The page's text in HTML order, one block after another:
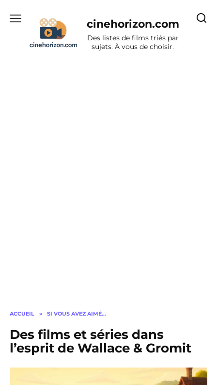
cinehorizon.com
Des listes de films triés par
sujets. À vous de choisir.
ACCUEIL » SI VOUS AVEZ AIMÉ…
Des films et séries dans
l’esprit de Wallace & Gromit